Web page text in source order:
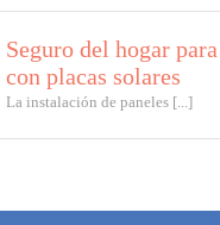
Seguro del hogar
con placas solares
La instalación de paneles [...]